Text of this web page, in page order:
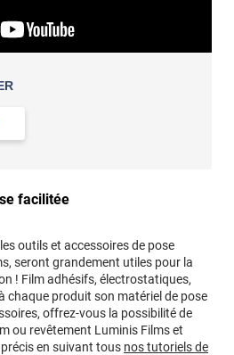
facilitée
outils et accessoires de pose
seront grandement utiles pour la
! Film adhésifs, électrostatiques,
chaque produit son matériel de pose
offrez-vous la possibilité de
ou revêtement Luminis Films et
en suivant tous nos tutoriels de